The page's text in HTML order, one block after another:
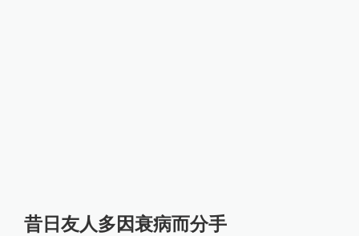
昔日友人多因衰病而分手